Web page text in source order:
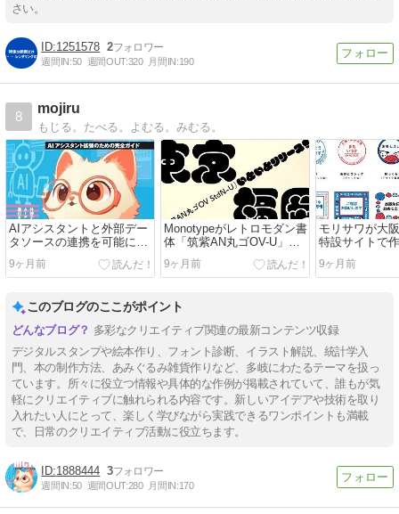
さい。
1251578 2
週間IN:50 週間OUT:320 月間IN:190
8
mojiru
もじる。たべる。よむる。みむる。
AIアシスタントと外部デー
タソースの連携を可能にす
るModel Context
Protocol（MCP）の開発手
9ヶ月前
Monotypeがレトロモダン書
体「筑紫AN丸ゴOV-U」を
「Monotype Fonts」に追加
9ヶ月前
モリサワが大
特設サイトで
タンプについ
9ヶ月前
このブログのここがポイント
多彩なクリエイティブ関連の最新コンテンツ収録
デジタルスタンプや絵本作り、フォント診断、イラスト解説、統計学入
門、本の制作方法、あみぐるみ雑貨作りなど、多岐にわたるテーマを扱っ
ています。所々に役立つ情報や具体的な作例が掲載されていて、誰もが気
軽にクリエイティブに触れられる内容です。新しいアイデアや技術を取り
入れたい人にとって、楽しく学びながら実践できるワンポイントも満載
で、日常のクリエイティブ活動に役立ちます。
1888444 3
週間IN:50 週間OUT:280 月間IN:170